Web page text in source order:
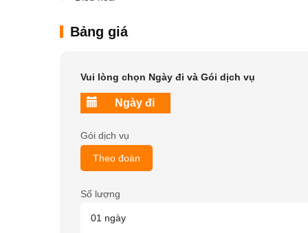
Bảng giá
Vui lòng chọn Ngày đi và Gói dịch vụ
Gói dịch vụ
Theo đoàn
Số lượng
01 ngày